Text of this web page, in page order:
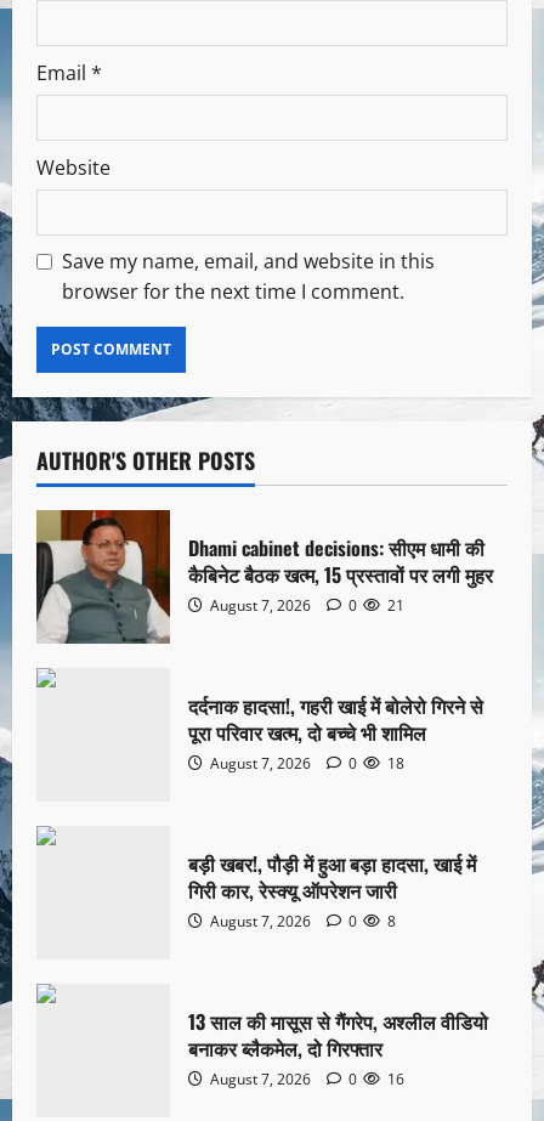
Email *
Website
Save my name, email, and website in this
browser for the next time I comment.
AUTHOR'S OTHER POSTS
Dhami cabinet decisions: सीएम धामी की
कैबिनेट बैठक खत्म, 15 प्रस्तावों पर लगी मुहर
August 7, 2026 0 21
दर्दनाक हादसा!, गहरी खाई में बोलेरो गिरने से
पूरा परिवार खत्म, दो बच्चे भी शामिल
August 7, 2026 0 18
बड़ी खबर!, पौड़ी में हुआ बड़ा हादसा, खाई में
गिरी कार, रेस्क्यू ऑपरेशन जारी
August 7, 2026 0 8
13 साल की मासूस से गैंगरेप, अश्लील वीडियो
बनाकर ब्लैकमेल, दो गिरफ्तार
August 7, 2026 0 16